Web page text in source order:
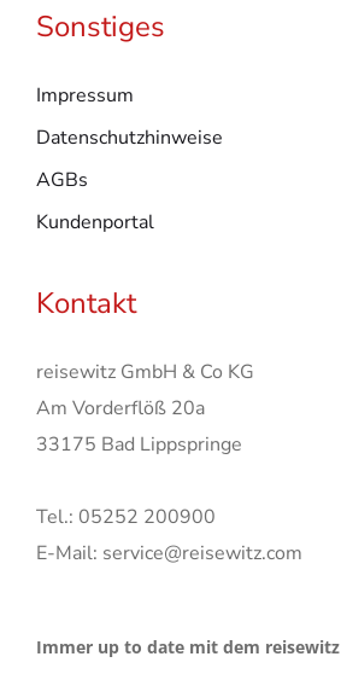
Sonstiges
Impressum
Datenschutzhinweise
AGBs
Kundenportal
Kontakt
reisewitz GmbH & Co KG
Am Vorderflöß 20a
33175 Bad Lippspringe
Tel.: 05252 200900
E-Mail: service@reisewitz.com
Immer up to date mit dem